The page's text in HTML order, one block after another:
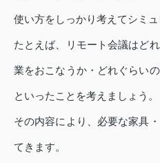
使い方をしっかり考えてシミ
たとえば、リモート会議はど
業をおこなうか・どれぐらい
といったことを考えましょう。
その内容により、必要な家具
てきます。